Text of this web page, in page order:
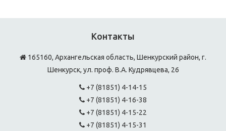
Контакты
165160, Архангельская область, Шенкурский район, г.
Шенкурск, ул. проф. В.А. Кудрявцева, 26
+7 (81851) 4-14-15
+7 (81851) 4-16-38
+7 (81851) 4-15-22
+7 (81851) 4-15-31